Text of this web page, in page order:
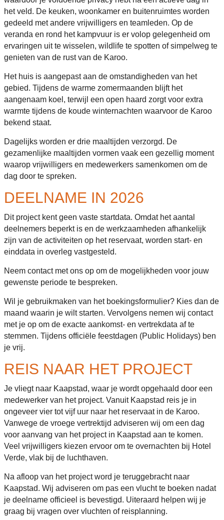
het veld. De keuken, woonkamer en buitenruimtes worden
gedeeld met andere vrijwilligers en teamleden. Op de
veranda en rond het kampvuur is er volop gelegenheid om
ervaringen uit te wisselen, wildlife te spotten of simpelweg te
genieten van de rust van de Karoo.
Het huis is aangepast aan de omstandigheden van het
gebied. Tijdens de warme zomermaanden blijft het
aangenaam koel, terwijl een open haard zorgt voor extra
warmte tijdens de koude winternachten waarvoor de Karoo
bekend staat.
Dagelijks worden er drie maaltijden verzorgd. De
gezamenlijke maaltijden vormen vaak een gezellig moment
waarop vrijwilligers en medewerkers samenkomen om de
dag door te spreken.
DEELNAME IN 2026
Dit project kent geen vaste startdata. Omdat het aantal
deelnemers beperkt is en de werkzaamheden afhankelijk
zijn van de activiteiten op het reservaat, worden start- en
einddata in overleg vastgesteld.
Neem contact met ons op om de mogelijkheden voor jouw
gewenste periode te bespreken.
Wil je gebruikmaken van het boekingsformulier? Kies dan de
maand waarin je wilt starten. Vervolgens nemen wij contact
met je op om de exacte aankomst- en vertrekdata af te
stemmen. Tijdens officiële feestdagen (Public Holidays) ben
je vrij.
REIS NAAR HET PROJECT
Je vliegt naar Kaapstad, waar je wordt opgehaald door een
medewerker van het project. Vanuit Kaapstad reis je in
ongeveer vier tot vijf uur naar het reservaat in de Karoo.
Vanwege de vroege vertrektijd adviseren wij om een dag
voor aanvang van het project in Kaapstad aan te komen.
Veel vrijwilligers kiezen ervoor om te overnachten bij Hotel
Verde, vlak bij de luchthaven.
Na afloop van het project word je teruggebracht naar
Kaapstad. Wij adviseren om pas een vlucht te boeken nadat
je deelname officieel is bevestigd. Uiteraard helpen wij je
graag bij vragen over vluchten of reisplanning.